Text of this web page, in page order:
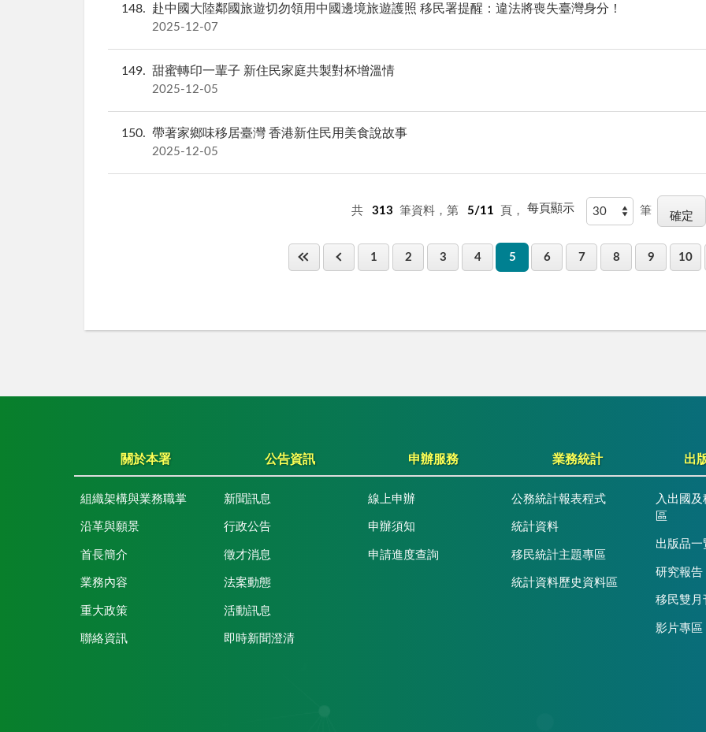
148 赴中國大陸鄰國旅遊切勿領用中國邊境旅遊護照 移民署提醒：違法將喪失臺灣身分！
2025-12-07
149 甜蜜轉印一輩子 新住民家庭共製對杯增溫情
2025-12-05
150 帶著家鄉味移居臺灣 香港新住民用美食說故事
2025-12-05
共 313 筆資料，第 5/11 頁， 每頁顯示 筆
1 2 3 4 5 6 7 8 9 10
關於本署
組織架構與業務職掌
沿革與願景
首長簡介
業務內容
重大政策
聯絡資訊
公告資訊
新聞訊息
行政公告
徵才消息
法案動態
活動訊息
即時新聞澄清
申辦服務
線上申辦
申辦須知
申請進度查詢
業務統計
公務統計報表程式
統計資料
移民統計主題專區
統計資料歷史資料區
出
入出國
區
出版品一
研究報告
移民雙月
影片專區